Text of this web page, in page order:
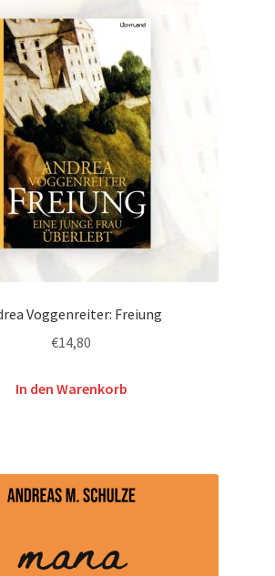
Voggenreiter: Freiung
€14,80
In den Warenkorb